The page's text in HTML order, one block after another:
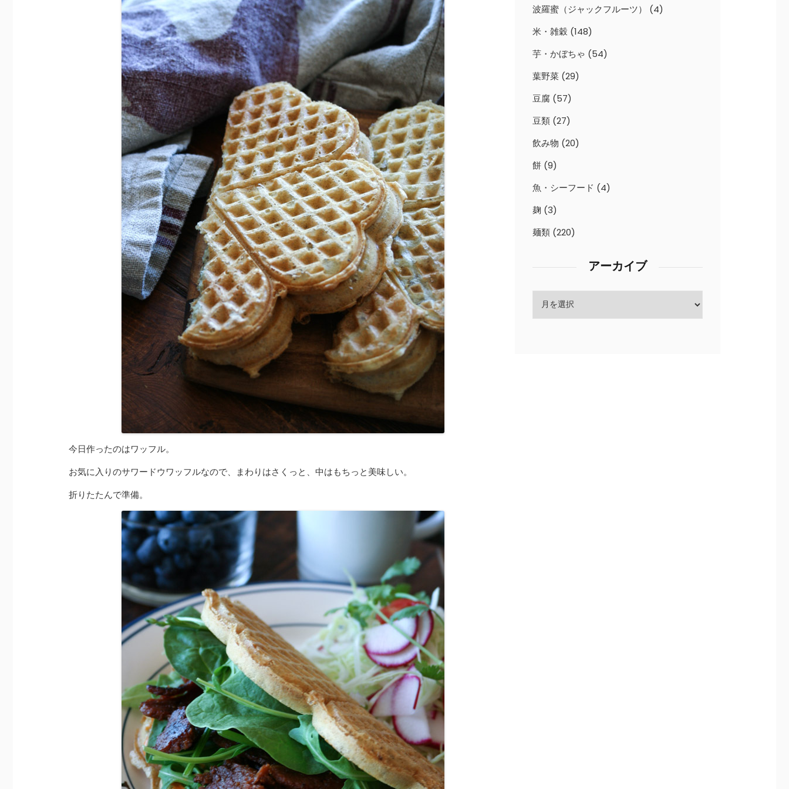
今日作ったのはワッフル。
お気に入りのサワードウワッフルなので、まわりはさくっと、中はもちっと美味しい。
折りたたんで準備。
波羅蜜（ジャックフルーツ）
(4)
米・雑穀 (148)
芋・かぼちゃ (54)
葉野菜 (29)
豆腐 (57)
豆類 (27)
飲み物 (20)
餅 (9)
魚・シーフード (4)
麹 (3)
麺類 (220)
アーカイブ